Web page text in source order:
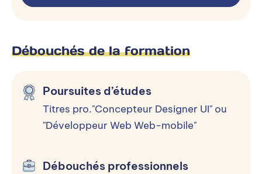
Débouchés de la formation
Poursuites d’études
Titres pro."Concepteur Designer UI" ou
"Développeur Web Web-mobile"
Débouchés professionnels
Terminale-Bac
quotidienne d’un ordinateur (bureautique,
sens artistique, attraits pour les
tendances graphiques Niveau débutant
sur Photoshop ou équivalent (Canva,